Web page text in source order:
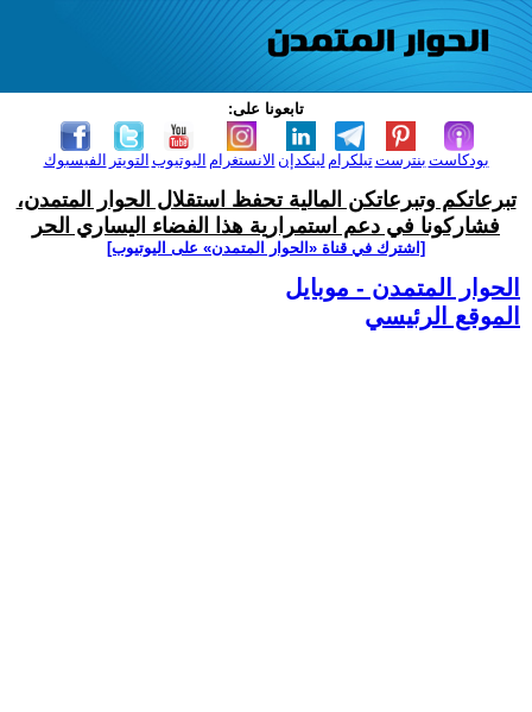
تابعونا على:
الفيسبوك التويتر اليوتيوب الانستغرام لينكدإن تيلكرامبنترست بودكاست
تبرعاتكم وتبرعاتكن المالية تحفظ استقلال الحوار المتمدن،
فشاركونا في دعم استمرارية هذا الفضاء اليساري الحر
[اشترك في قناة ‫«الحوار المتمدن» على اليوتيوب]
الحوار المتمدن - موبايل
الموقع الرئيسي